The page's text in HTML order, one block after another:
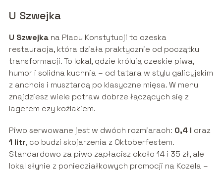
U Szwejka
U Szwejkana Placu Konstytucji to czeska
restauracja, która działa praktycznie od początku
transformacji. To lokal, gdzie królują czeskie piwa,
humor i solidna kuchnia – od tatara w stylu galicyjskim
z anchois i musztardą po klasyczne mięsa. W menu
znajdziesz wiele potraw dobrze łączących się z
lagerem czy koźlakiem.
Piwo serwowane jest w dwóch rozmiarach: 0,4 l oraz
1 litr, co budzi skojarzenia z Oktoberfestem.
Standardowo za piwo zapłacisz około 14 i 35 zł, ale
lokal słynie z poniedziałkowych promocji na Kozela –